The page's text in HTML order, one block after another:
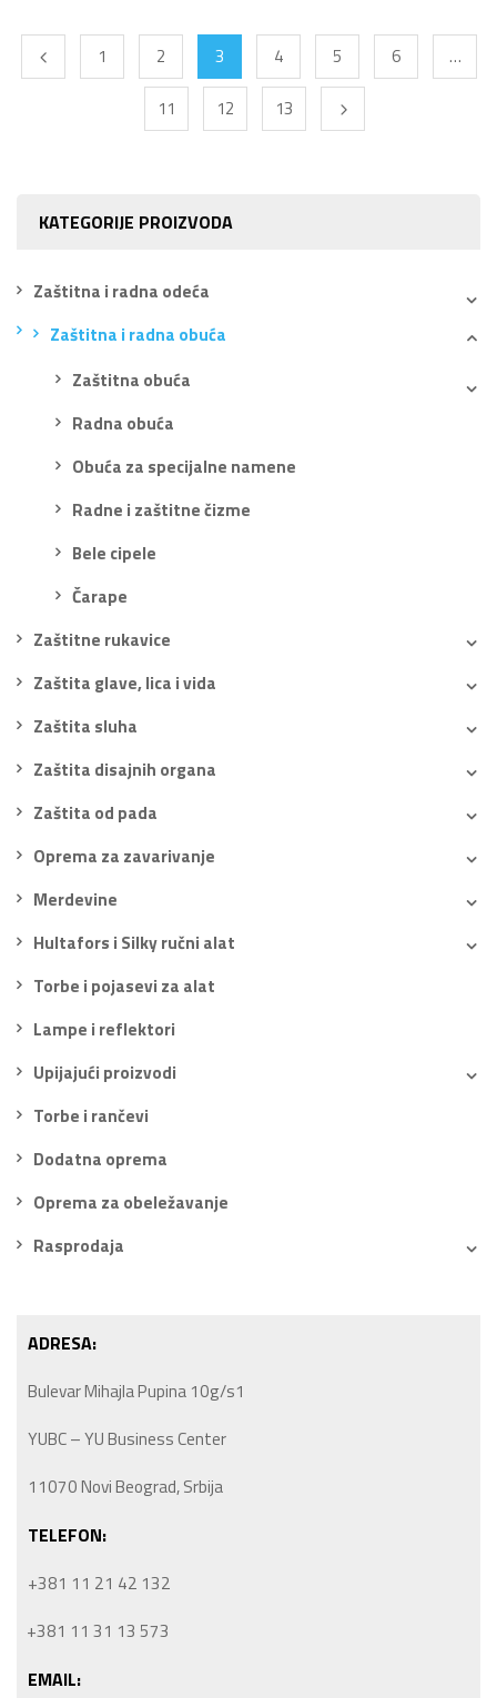
KATEGORIJE PROIZVODA
Zaštitna i radna odeća
Zaštitna i radna obuća
Zaštitna obuća
Radna obuća
Obuća za specijalne namene
Radne i zaštitne čizme
Bele cipele
Čarape
Zaštitne rukavice
Zaštita glave, lica i vida
Zaštita sluha
Zaštita disajnih organa
Zaštita od pada
Oprema za zavarivanje
Merdevine
Hultafors i Silky ručni alat
Torbe i pojasevi za alat
Lampe i reflektori
Upijajući proizvodi
Torbe i rančevi
Dodatna oprema
Oprema za obeležavanje
Rasprodaja
ADRESA:
Bulevar Mihajla Pupina 10g/s1
YUBC – YU Business Center
11070 Novi Beograd, Srbija
TELEFON:
+381 11 21 42 132
+381 11 31 13 573
EMAIL:
1 2 3 4 5 6 …
11 12 13